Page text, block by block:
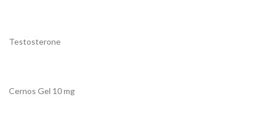
Testosterone
Cernos Gel 10 mg